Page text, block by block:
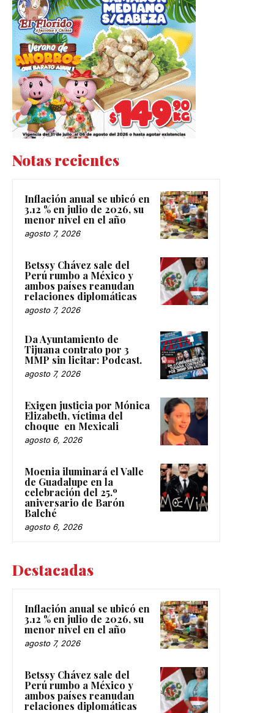
Notas recientes
Inflación anual se ubicó en
3.12 % en julio de 2026, su
menor nivel en el año
agosto 7, 2026
Betssy Chávez sale del
Perú rumbo a México y
ambos países reanudan
relaciones diplomáticas
agosto 7, 2026
Da Ayuntamiento de
Tijuana contrato por 3
MMP sin licitar: Podcast.
agosto 7, 2026
Exigen justicia por Mónica
Elizabeth, víctima del
choque en Mexicali
agosto 6, 2026
Moenia iluminará el Valle
de Guadalupe en la
celebración del 25.º
aniversario de Barón
Balché
agosto 6, 2026
Destacadas
Inflación anual se ubicó en
3.12 % en julio de 2026, su
menor nivel en el año
agosto 7, 2026
Betssy Chávez sale del
Perú rumbo a México y
ambos países reanudan
relaciones diplomáticas